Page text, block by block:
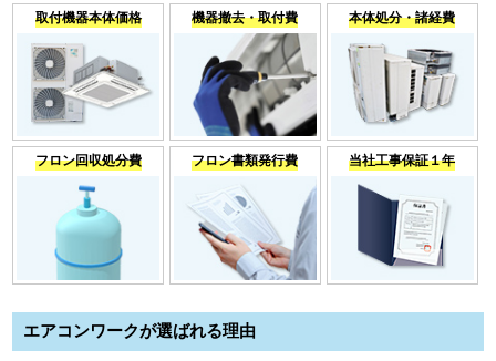
取付機器本体価格 機器撤去・取付費 本体処分・諸経費
フロン回収処分費 フロン書類発行費 当社工事保証１年
エアコンワークが選ばれる理由